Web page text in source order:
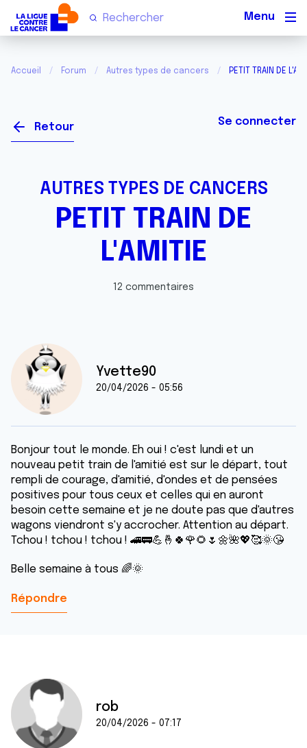
Accueil Forum Autres types de cancers PETIT TRAIN DE
Retour Se connecter
AUTRES TYPES DE CANCERS
PETIT TRAIN DE
L'AMITIE
12 commentaires
Yvette90
20/04/2026 - 05:56
Bonjour tout le monde. Eh oui ! c'est lundi et un
nouveau petit train de l'amitié est sur le départ, tout
rempli de courage, d'amitié, d'ondes et de pensées
positives pour tous ceux et celles qui en auront
besoin cette semaine et je ne doute pas que d'autres
wagons viendront s'y accrocher. Attention au départ.
Tchou ! tchou ! tchou ! 🚄🚃💪🤞🍀🌹🌻🌷🌼🌺💖🥰🌞😘
Belle semaine à tous 🌈🌞
Répondre
rob
20/04/2026 - 07:17